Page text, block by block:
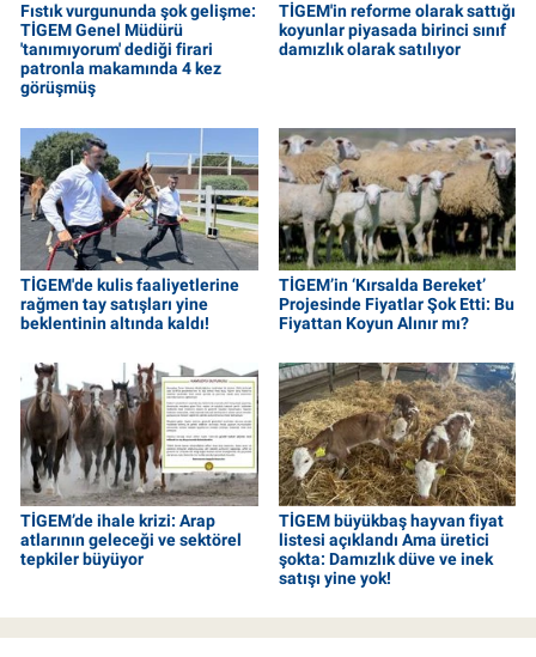
Fıstık vurgununda şok gelişme:
TİGEM Genel Müdürü
'tanımıyorum' dediği firari
patronla makamında 4 kez
görüşmüş
TİGEM'in reforme olarak sattığı
koyunlar piyasada birinci sınıf
damızlık olarak satılıyor
TİGEM'de kulis faaliyetlerine
rağmen tay satışları yine
beklentinin altında kaldı!
TİGEM’in ‘Kırsalda Bereket’
Projesinde Fiyatlar Şok Etti: Bu
Fiyattan Koyun Alınır mı?
TİGEM’de ihale krizi: Arap
atlarının geleceği ve sektörel
tepkiler büyüyor
TİGEM büyükbaş hayvan fiyat
listesi açıklandı Ama üretici
şokta: Damızlık düve ve inek
satışı yine yok!